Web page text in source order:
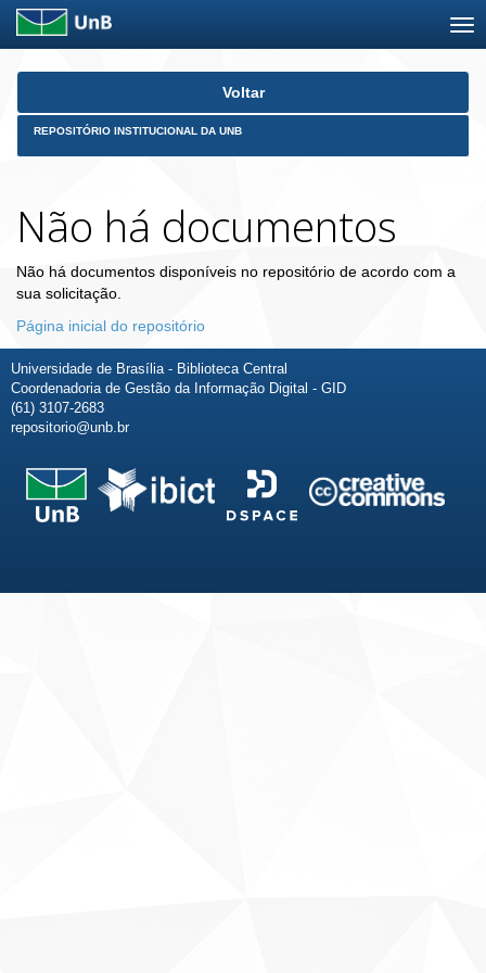
Skip
Voltar
REPOSITÓRIO INSTITUCIONAL DA UNB
Não há documentos
Não há documentos disponíveis no repositório de acordo com a
sua solicitação.
Página inicial do repositório
Universidade de Brasília - Biblioteca Central
Coordenadoria de Gestão da Informação Digital - GID
(61) 3107-2683
repositorio@unb.br